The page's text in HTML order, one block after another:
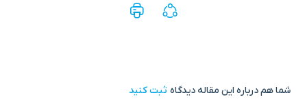
شما هم درباره این مقاله دیدگاه ثبت کنید